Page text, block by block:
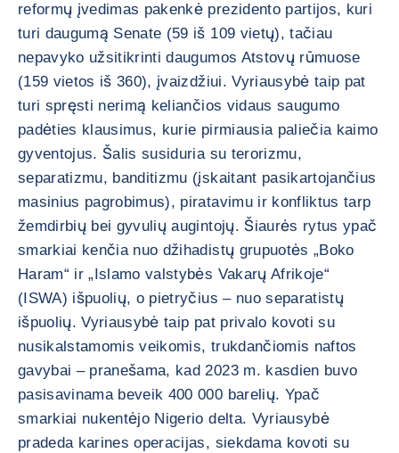
reformų įvedimas pakenkė prezidento partijos, kuri
turi daugumą Senate (59 iš 109 vietų), tačiau
nepavyko užsitikrinti daugumos Atstovų rūmuose
(159 vietos iš 360), įvaizdžiui. Vyriausybė taip pat
turi spręsti nerimą keliančios vidaus saugumo
padėties klausimus, kurie pirmiausia paliečia kaimo
gyventojus. Šalis susiduria su terorizmu,
separatizmu, banditizmu (įskaitant pasikartojančius
masinius pagrobimus), piratavimu ir konfliktus tarp
žemdirbių bei gyvulių augintojų. Šiaurės rytus ypač
smarkiai kenčia nuo džihadistų grupuotės „Boko
Haram“ ir „Islamo valstybės Vakarų Afrikoje“
(ISWA) išpuolių, o pietryčius – nuo separatistų
išpuolių. Vyriausybė taip pat privalo kovoti su
nusikalstamomis veikomis, trukdančiomis naftos
gavybai – pranešama, kad 2023 m. kasdien buvo
pasisavinama beveik 400 000 barelių. Ypač
smarkiai nukentėjo Nigerio delta. Vyriausybė
pradeda karines operacijas, siekdama kovoti su